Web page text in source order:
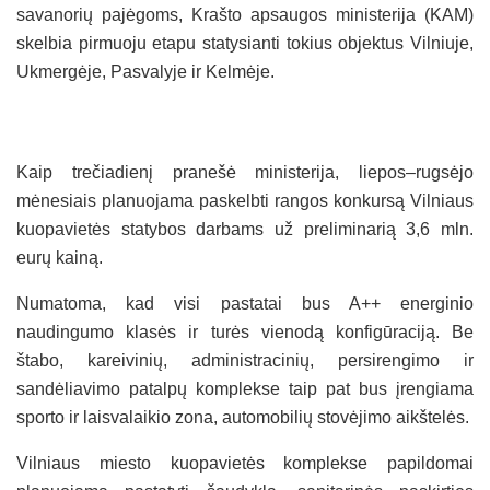
savanorių pajėgoms, Krašto apsaugos ministerija (KAM)
skelbia pirmuoju etapu statysianti tokius objektus Vilniuje,
Ukmergėje, Pasvalyje ir Kelmėje.
Kaip trečiadienį pranešė ministerija, liepos–rugsėjo
mėnesiais planuojama paskelbti rangos konkursą Vilniaus
kuopavietės statybos darbams už preliminarią 3,6 mln.
eurų kainą.
Numatoma, kad visi pastatai bus A++ energinio
naudingumo klasės ir turės vienodą konfigūraciją. Be
štabo, kareivinių, administracinių, persirengimo ir
sandėliavimo patalpų komplekse taip pat bus įrengiama
sporto ir laisvalaikio zona, automobilių stovėjimo aikštelės.
Vilniaus miesto kuopavietės komplekse papildomai